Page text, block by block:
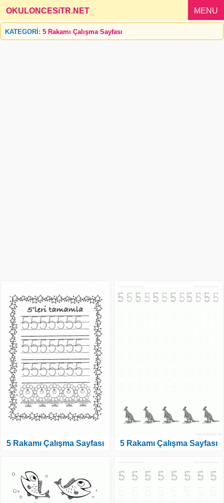
OKULONCESiTR.NET MENU
KATEGORİ: 5 Rakamı Çalışma Sayfası
5 Rakamı Çalışma Sayfası 5 Rakamı Çalışma Sayfası